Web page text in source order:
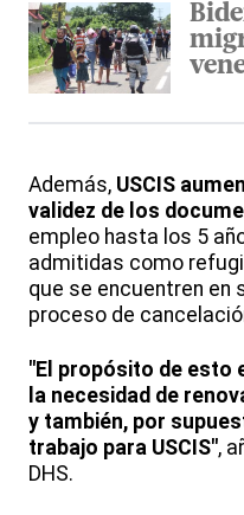
Además, USCIS
validez de los
empleo hasta los 5
admitidas como
que se encuentren en
proceso de
"El propósito de esto
la necesidad de
y también, por
trabajo para USCIS",
DHS.